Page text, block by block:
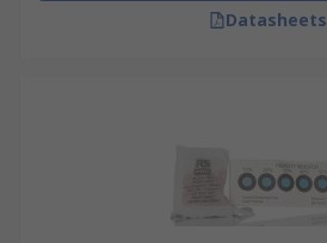
Datasheets